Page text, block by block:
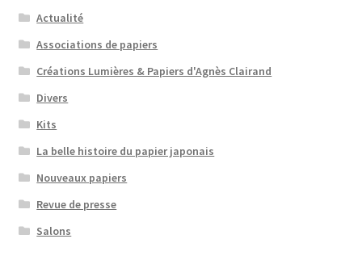
Actualité
Associations de papiers
Créations Lumières & Papiers d'Agnès Clairand
Divers
Kits
La belle histoire du papier japonais
Nouveaux papiers
Revue de presse
Salons